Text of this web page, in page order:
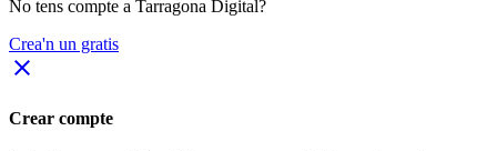
No tens compte a Tarragona Digital?
Crea'n un gratis
close
Crear compte